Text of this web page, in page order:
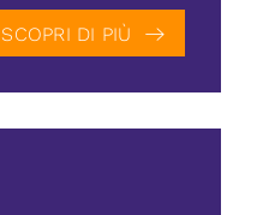
SCOPRI DI PIÙ